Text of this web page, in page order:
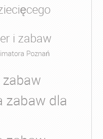
i zabaw
Poznań
zabaw dla